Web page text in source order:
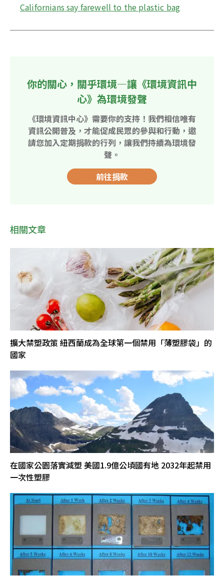
Californians say farewell to the plastic bag
你的關心，關乎環境—讓《環境資訊中
心》為環境發聲
《環境資訊中心》需要你的支持！我們相信唯有
資訊公開普及，才能促成民眾的參與和行動，邀
請您加入定期捐款的行列，讓我們持續為環境發
聲。
前往捐款
相關文章
擴大禁塑政策 紐西蘭成為全球第一個禁用「薄塑膠袋」的
國家
在國家公園落實減塑 美國1.9億公頃國有地 2032年起禁用
一次性塑膠